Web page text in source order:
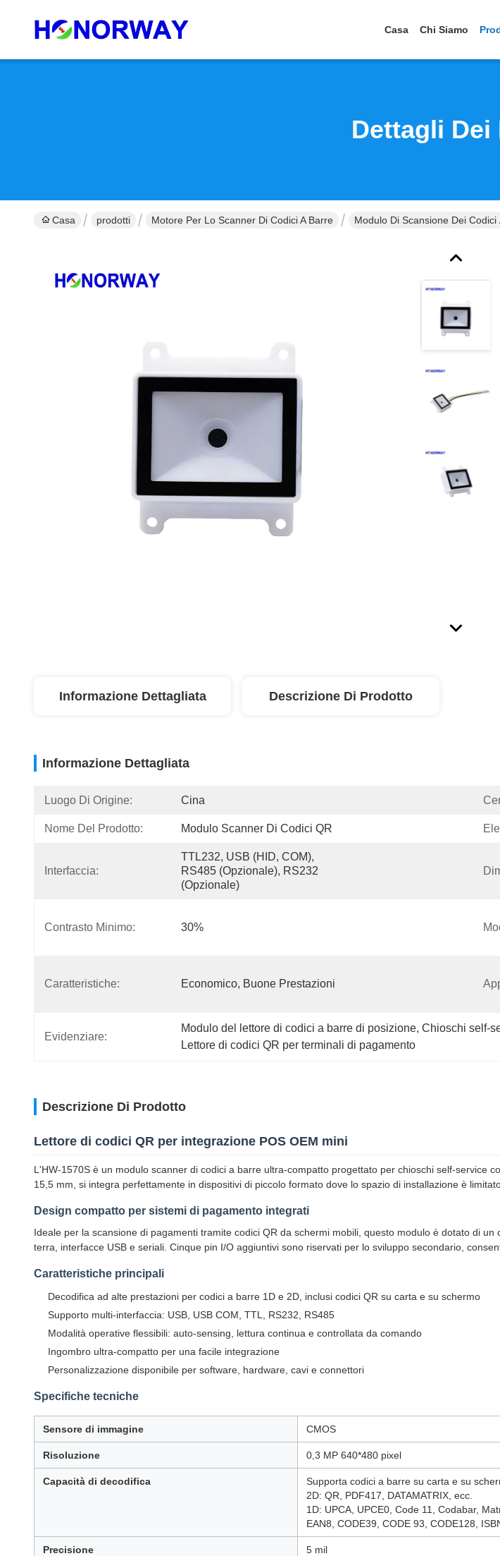
Casa Chi Siamo
Dettagli
Casa prodotti Motore Per Lo Scanner Di Codici A Barre Modulo Di Scansione Dei
Informazione Dettagliata Descrizione Di Prodotto
Informazione Dettagliata
Luogo Di Origine: Cina
Nome Del Prodotto: Modulo Scanner Di Codici QR
Interfaccia:
TTL232, USB (HID, COM),
RS485 (opzionale), RS232
(opzionale)
Contrasto Minimo: 30%
Caratteristiche: Economico, Buone Prestazioni
Evidenziare:
Modulo del lettore di codici a barre di posizione, Chioschi self-
Lettore di codici QR per terminali di pagamento
Descrizione Di Prodotto
Lettore di codici QR per integrazione POS OEM mini
L'HW-1570S è un modulo scanner di codici a barre ultra-compatto progettato per chioschi self-service
15,5 mm, si integra perfettamente in dispositivi di piccolo formato dove lo spazio di installazione è
Design compatto per sistemi di pagamento integrati
Ideale per la scansione di pagamenti tramite codici QR da schermi mobili, questo modulo è dotato di
terra, interfacce USB e seriali. Cinque pin I/O aggiuntivi sono riservati per lo sviluppo secondario,
Caratteristiche principali
Decodifica ad alte prestazioni per codici a barre 1D e 2D, inclusi codici QR su carta e su schermo
Supporto multi-interfaccia: USB, USB COM, TTL, RS232, RS485
Modalità operative flessibili: auto-sensing, lettura continua e controllata da comando
Ingombro ultra-compatto per una facile integrazione
Personalizzazione disponibile per software, hardware, cavi e connettori
Specifiche tecniche
Sensore di immagine CMOS
Risoluzione 0,3 MP 640*480 pixel
Capacità di decodifica
Supporta codici a barre su carta e su
2D: QR, PDF417, DATAMATRIX, ecc.
1D: UPCA, UPCE0, Code 11, Codabar,
EAN8, CODE39, CODE 93, CODE128,
Precisione 5 mil